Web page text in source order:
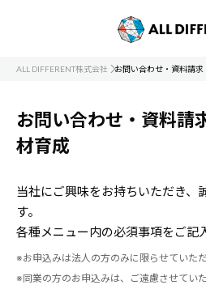
ALL DIFFERENT株式会社 お問い合わせ・資料請求
お問い合わせ・資料請
材育成
当社にご興味をお持ちいただき、
す。
各種メニュー内の必須事項をご記
※お申込みは法人の方のみに限らせていただ
※同業の方のお申込みは、ご遠慮させていた